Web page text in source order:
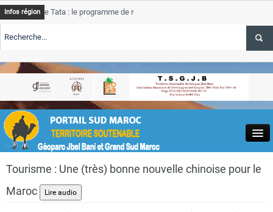
Close
Infos région
Tata : le programme de rehabilitation post-inondations
TSGJB Tourisme : l’ONMT renforce l’aerien a Dakhla et
Tata
service
TSGJB Tourisme au Maroc : Transavia renforce les vols Paris-
Tourisme : Une (très) bonne nouvelle chinoise pour le
Maroc